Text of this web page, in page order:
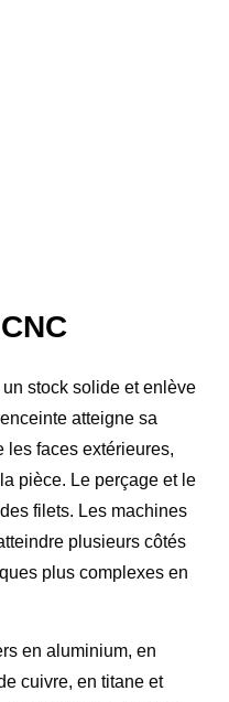
stock solide et enlève
atteigne sa
les faces extérieures,
pièce. Le perçage et le
filets. Les machines
plusieurs côtés
plus complexes en
en aluminium, en
cuivre, en titane et